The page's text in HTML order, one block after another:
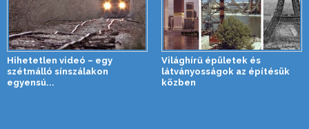
Hihetetlen videó – egy
szétmálló sínszálakon
egyensú...
Világhírű épületek és
látványosságok az építésük
közben